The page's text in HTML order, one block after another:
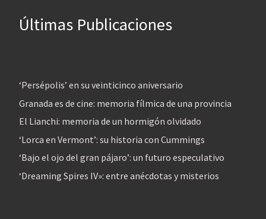
Últimas Publicaciones
‘Persépolis’ en su veinticinco aniversario
Granada es de cine: memoria fílmica de una provincia
El Lianchi: memoria de un hormigón olvidado
‘Lorca en Vermont’: su historia con Cummings
‘Bajo el ojo del gran pájaro’: un futuro especulativo
‘Dreaming Spires IV»: entre anécdotas y misterios